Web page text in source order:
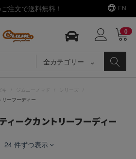
注文で送料無料！ EN
全カテゴリー
0
キ ジムニーノマド シリーズ
リーフーディー
ィークカントリーフーディー
24 件ずつ表示